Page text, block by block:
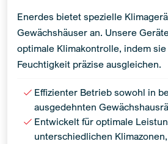
Enerdes bietet spezielle
Gewächshäuser an. Unsere
optimale Klimakontrolle, indem
Feuchtigkeit präzise ausgleichen.
Effizienter Betrieb sowohl in
ausgedehnten
Entwickelt für optimale
unterschiedlichen